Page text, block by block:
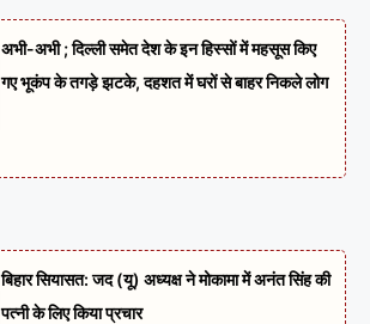
अभी-अभी ; दिल्ली समेत देश के इन हिस्सों में महसूस किए
गए भूकंप के तगड़े झटके, दहशत में घरों से बाहर निकले लोग
बिहार सियासत: जद (यू) अध्यक्ष ने मोकामा में अनंत सिंह की
पत्नी के लिए किया प्रचार